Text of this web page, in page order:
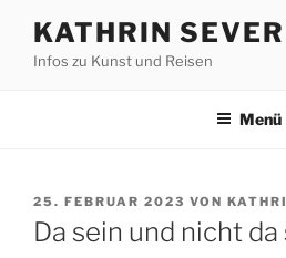
Inhalt
springen
KATHRIN
Infos zu Kunst und Reisen
Menü
VERÖFFENTLICHT
AM
25. FEBRUAR 2023 VON
Da sein und nicht da